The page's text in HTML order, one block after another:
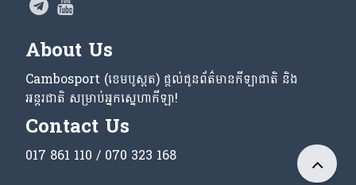
About Us
Cambosport (ខេមបូស្ពត) ផ្តល់ជូនព័ត៌មានកីឡាជាតិ និង
អន្តរជាតិ សម្រាប់អ្នកស្នេហាកីឡា!
Contact Us
017 861 110 / 070 323 168